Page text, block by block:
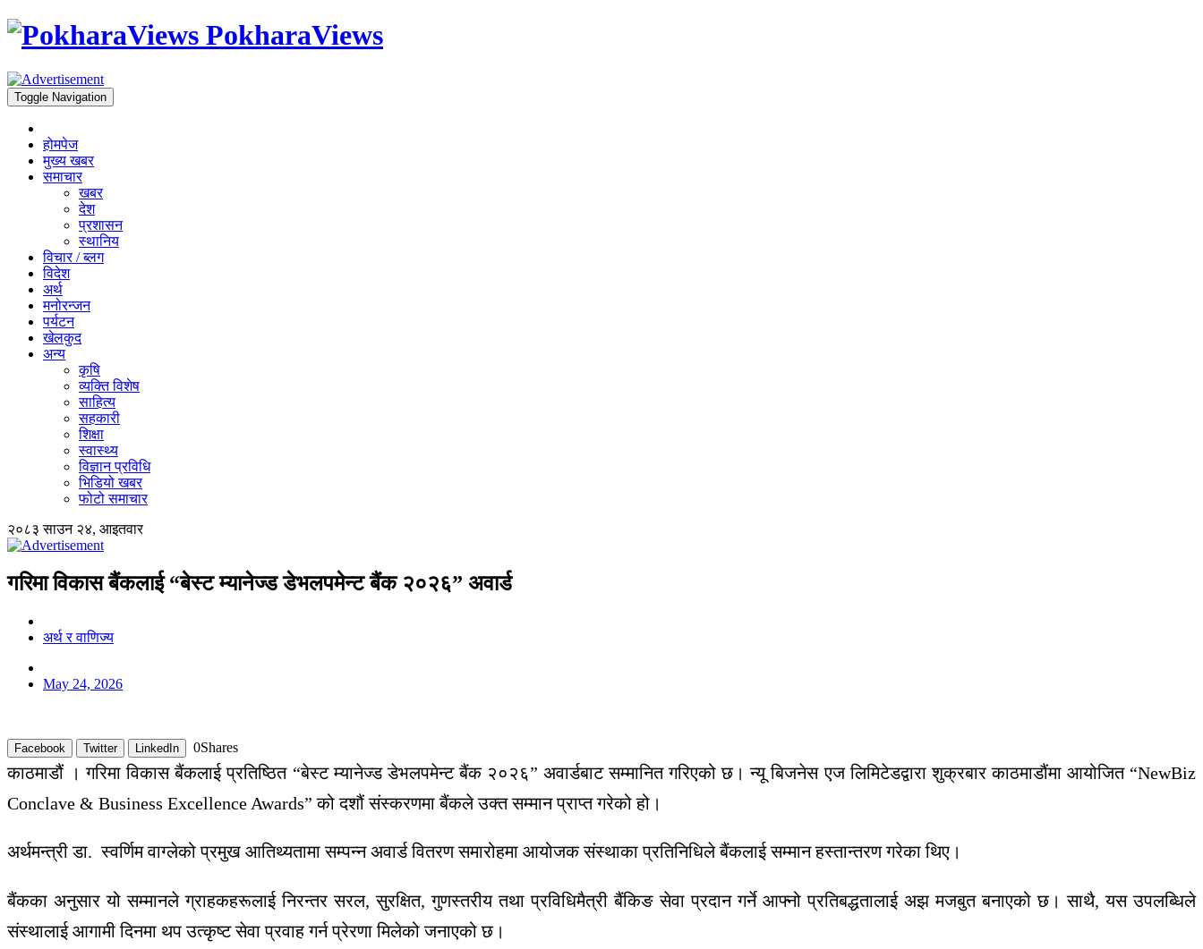
PokharaViews
Toggle Navigation
होमपेज
मुख्य खबर
समाचार
खबर
देश
प्रशासन
स्थानिय
विचार / ब्लग
विदेश
अर्थ
मनोरन्जन
पर्यटन
खेलकुद
अन्य
कृषि
व्यक्ति विशेष
साहित्य
सहकारी
शिक्षा
स्वास्थ्य
विज्ञान प्रविधि
भिडियो खबर
फोटो समाचार
२०८३ साउन २४, आइतवार
गरिमा विकास बैंकलाई “बेस्ट म्यानेज्ड डेभलपमेन्ट बैंक २०२६” अवार्ड
अर्थ र वाणिज्य
May 24, 2026
Facebook Twitter LinkedIn 0Shares
काठमाडौं । गरिमा विकास बैंकलाई प्रतिष्ठित “बेस्ट म्यानेज्ड डेभलपमेन्ट बैंक २०२६” अवार्डबाट सम्मानित गरिएको छ। न्यू बिजनेस एज लिमिटेडद्वारा शुक्रबार काठमाडौंमा आयोजित “NewBiz
Conclave & Business Excellence Awards” को दशौं संस्करणमा बैंकले उक्त सम्मान प्राप्त गरेको हो।
अर्थमन्त्री डा. स्वर्णिम वाग्लेको प्रमुख आतिथ्यतामा सम्पन्न अवार्ड वितरण समारोहमा आयोजक संस्थाका प्रतिनिधिले बैंकलाई सम्मान हस्तान्तरण गरेका थिए।
बैंकका अनुसार यो सम्मानले ग्राहकहरूलाई निरन्तर सरल, सुरक्षित, गुणस्तरीय तथा प्रविधिमैत्री बैंकिङ सेवा प्रदान गर्ने आफ्नो प्रतिबद्धतालाई अझ मजबुत बनाएको छ। साथै, यस उपलब्धिले
संस्थालाई आगामी दिनमा थप उत्कृष्ट सेवा प्रवाह गर्न प्रेरणा मिलेको जनाएको छ।